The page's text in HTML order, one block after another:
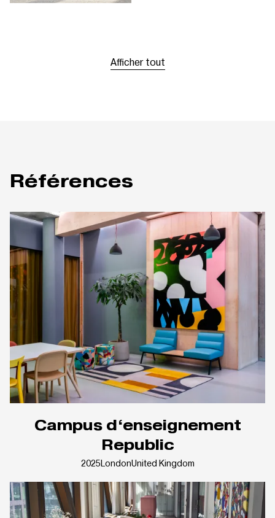
Afficher tout
Références
Campus d‘enseignement
Republic
2025LondonUnited Kingdom